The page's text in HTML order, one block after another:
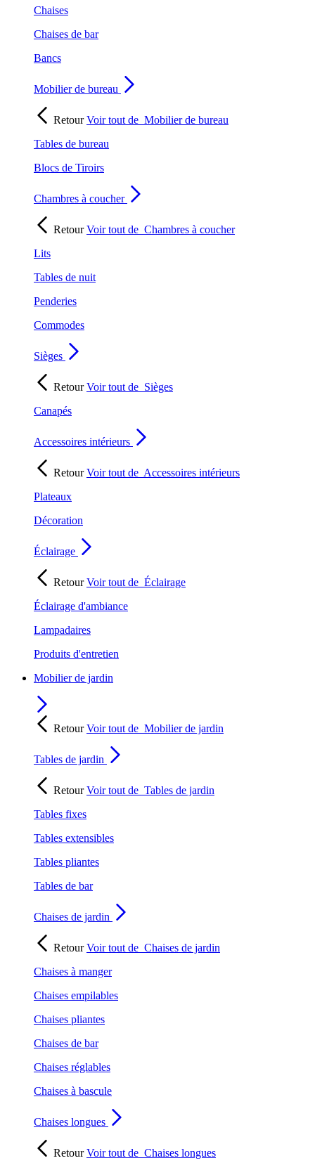
Chaises
Chaises de bar
Bancs
Mobilier de bureau
RetourVoir tout de Mobilier de bureau
Tables de bureau
Blocs de Tiroirs
Chambres à coucher
RetourVoir tout de Chambres à coucher
Lits
Tables de nuit
Penderies
Commodes
Sièges
RetourVoir tout de Sièges
Canapés
Accessoires intérieurs
RetourVoir tout de Accessoires intérieurs
Plateaux
Décoration
Éclairage
RetourVoir tout de Éclairage
Éclairage d'ambiance
Lampadaires
Produits d'entretien
Mobilier de jardin
RetourVoir tout de Mobilier de jardin
Tables de jardin
RetourVoir tout de Tables de jardin
Tables fixes
Tables extensibles
Tables pliantes
Tables de bar
Chaises de jardin
RetourVoir tout de Chaises de jardin
Chaises à manger
Chaises empilables
Chaises pliantes
Chaises de bar
Chaises réglables
Chaises à bascule
Chaises longues
RetourVoir tout de Chaises longues